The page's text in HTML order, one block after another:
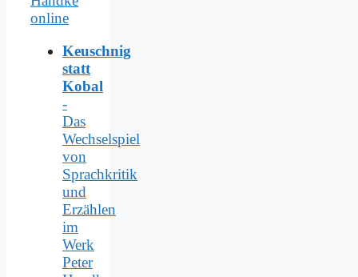
Keuschnig
statt
Kobal
-
Das
Wechselspiel
von
Sprachkritik
und
Erzählen
im
Werk
Peter